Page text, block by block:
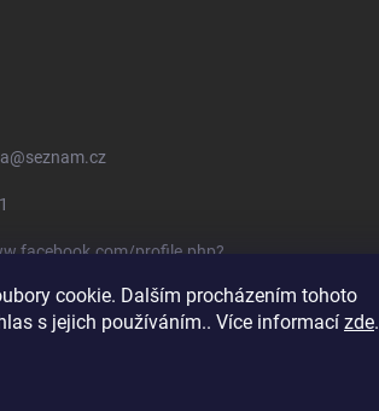
cookie. Dalším procházením tohoto
s jejich používáním.. Více informací zde.
@seznam.cz
profile.php?